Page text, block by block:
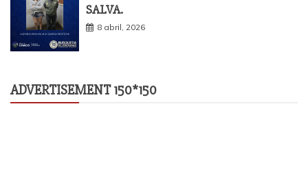
SALVA.
8 abril, 2026
ADVERTISEMENT 150*150